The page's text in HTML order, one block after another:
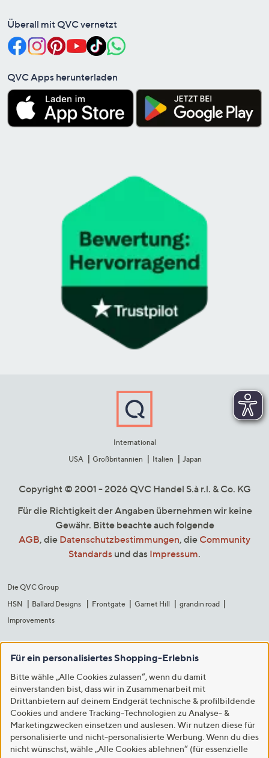
Überall mit QVC vernetzt
QVC Apps herunterladen
International
USA
Großbritannien Italien Japan
Copyright © 2001 - 2026 QVC Handel S.à r.l. & Co. KG
Für die Richtigkeit der Angaben übernehmen wir keine
Gewähr. Bitte beachte auch folgende
AGB, die Datenschutzbestimmungen, die Community
Standards und das Impressum.
Die QVC Group
HSN
Ballard Designs Frontgate Garnet Hill
grandin road
Improvements
Für ein personalisiertes Shopping-Erlebnis
Bitte wähle „Alle Cookies zulassen“, wenn du damit
einverstanden bist, dass wir in Zusammenarbeit mit
Drittanbietern auf deinem Endgerät technische & profilbildende
Cookies und andere Tracking-Technologien zu Analyse- &
Marketingzwecken einsetzen und auslesen. Wir nutzen diese für
personalisierte und nicht-personalisierte Werbung. Wenn du dies
nicht wünschst, wähle „Alle Cookies ablehnen“ (für essenzielle